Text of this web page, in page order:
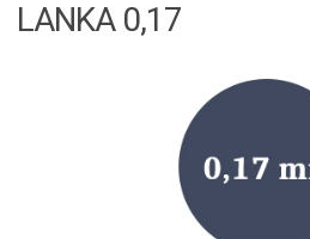
LANKA 0,17